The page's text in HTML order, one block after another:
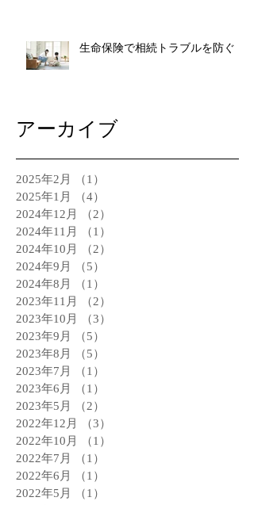
生命保険で相続トラブルを防ぐ
アーカイブ
2025年2月 （1）
2025年1月
（4）
2024年12月
（2）
2024年11月
（1）
2024年10月
（2）
2024年9月
（5）
2024年8月
（1）
2023年11月
（2）
2023年10月
（3）
2023年9月
（5）
2023年8月
（5）
2023年7月
（1）
2023年6月
（1）
2023年5月
（2）
2022年12月
（3）
2022年10月
（1）
2022年7月
（1）
2022年6月
（1）
2022年5月
（1）